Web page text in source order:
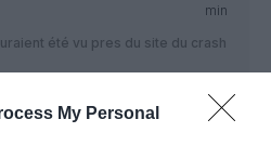
My Personal
min
été vu pres du site du crash